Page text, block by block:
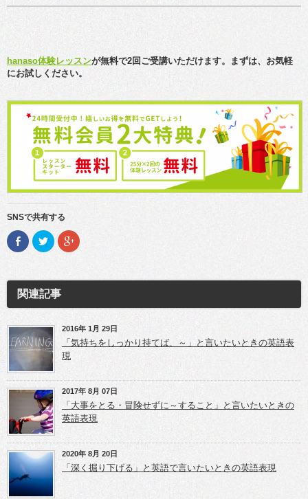
hanaso体験レッスンが無料で2回ご受講いただけます。まずは、お気軽
にお試しください。
SNSで共有する
F
a
o
o
k
で
(新
し
い
ウ
ィ
ン
ド
ウ
で
き
ま
す)
ク
リ
て
T
w
i
e
r
で
共
有
(新
し
い
ウ
ィ
ン
ド
ウ
で
開
き
ま
す)
ク
リ
て
o
e
+
で
し
い
ウ
ィ
ン
ド
開
き
ま
す)
関連記事
2016年 1月 29日
「気持ちをしっかり持てば、～」と言いたいときの英語表
現
2017年 8月 07日
「大事をとる・冒険せずに～すること」と言いたいときの
英語表現
2020年 8月 20日
「深く掘り下げる」と英語で言いたいときの英語表現